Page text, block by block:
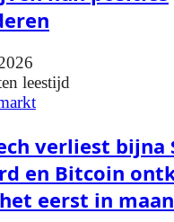
leestijd
verliest bijna
en Bitcoin
eerst in